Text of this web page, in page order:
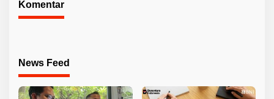
Komentar
News Feed